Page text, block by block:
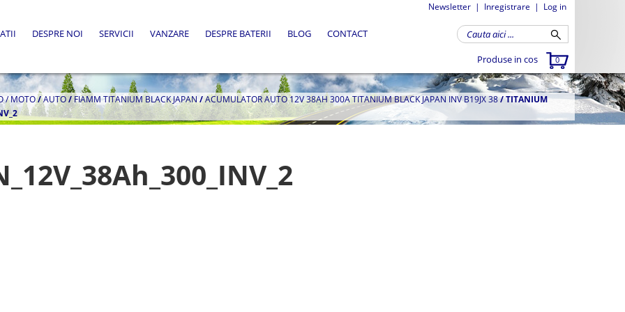
Newsletter | Inregistrare | Log in
Produse in cos 0
DESPRE NOI SERVICII VANZARE DESPRE BATERII BLOG CONTACT
/ MOTO/AUTO/FIAMM TITANIUM BLACK JAPAN/ACUMULATOR AUTO 12V 38AH 300A TITANIUM BLACK JAPAN INV B19JX 38/TITANIUM